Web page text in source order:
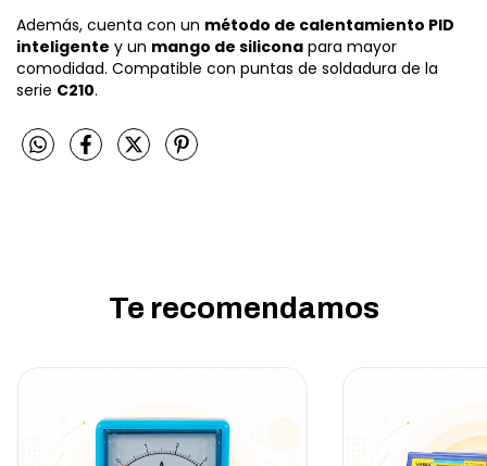
Además, cuenta con un método de calentamiento PID
inteligente y un mango de silicona para mayor
comodidad. Compatible con puntas de soldadura de la
serie C210.
Te recomendamos